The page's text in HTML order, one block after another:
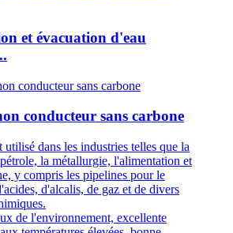
et évacuation d'eau
conducteur sans carbone
utilisé dans les industries telles que la
la métallurgie, l'alimentation et
y compris les pipelines pour le
d'alcalis, de gaz et de divers
de l'environnement, excellente